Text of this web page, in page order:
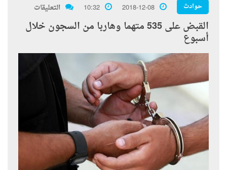
حوادث 2018-12-08
10:32 التعليقات
القبض على 535 متهما وهاربا من السجون خلال
أسبوع